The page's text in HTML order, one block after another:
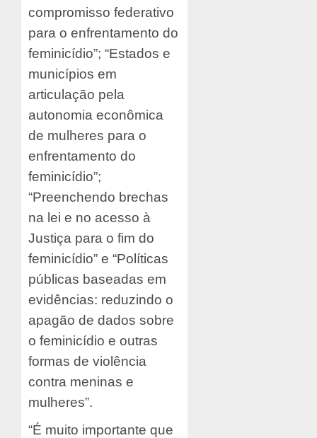
compromisso federativo
para o enfrentamento do
feminicídio”; “Estados e
municípios em
articulação pela
autonomia econômica
de mulheres para o
enfrentamento do
feminicídio”;
“Preenchendo brechas
na lei e no acesso à
Justiça para o fim do
feminicídio” e “Políticas
públicas baseadas em
evidências: reduzindo o
apagão de dados sobre
o feminicídio e outras
formas de violência
contra meninas e
mulheres”.
“É muito importante que